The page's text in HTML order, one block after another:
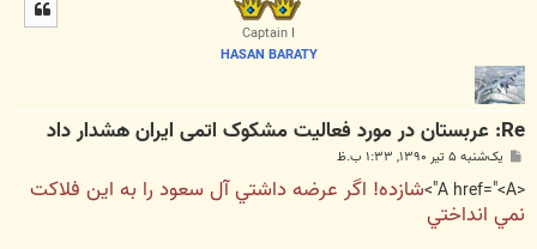
Captain I
HASAN BARATY
Re: عربستان در مورد فعاليت مشکوک اتمی ايران هشدار داد
ت
یک‌شنبه ۵ تیر ۱۳۹۰, ۱:۳۳ ب.ظ
<A href="<A"> شازده! اگر عرضه داشتي آل سعود را به اين فلاكت
نمي انداختي